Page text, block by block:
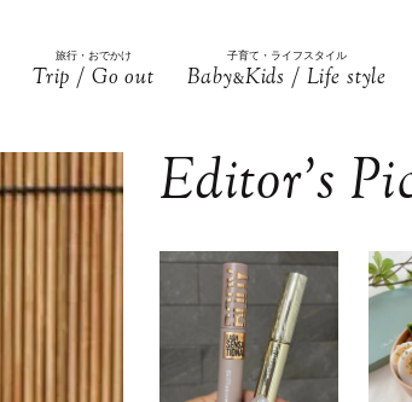
旅行・おでかけ
Trip / Go out
子育て・ライフスタイル
Baby&Kids / Life style
Editor’s